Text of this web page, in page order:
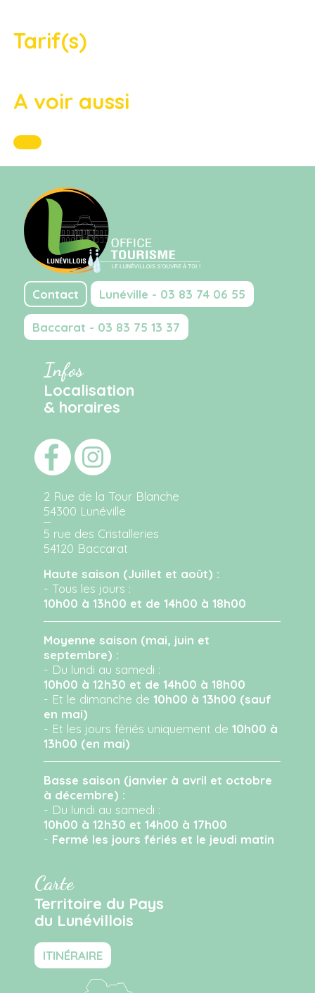
Tarif(s)
A voir aussi
Contact Lunéville - 03 83 74 06 55
Baccarat - 03 83 75 13 37
Infos
Localisation
& horaires
2 Rue de la Tour Blanche
54300 Lunéville
5 rue des Cristalleries
54120 Baccarat
Haute saison (Juillet et août) :
- Tous les jours :
10h00 à 13h00 et de 14h00 à 18h00
Moyenne saison (mai, juin et
septembre) :
- Du lundi au samedi :
10h00 à 12h30 et de 14h00 à 18h00
- Et le dimanche de10h00 à 13h00 (sauf
en mai)
- Et les jours fériés uniquement de10h00 à
13h00 (en mai)
Basse saison (janvier à avril et octobre
à décembre) :
- Du lundi au samedi :
10h00 à 12h30 et 14h00 à 17h00
- Fermé les jours fériés et le jeudi matin
Carte
Territoire du Pays
du Lunévillois
ITINÉRAIRE